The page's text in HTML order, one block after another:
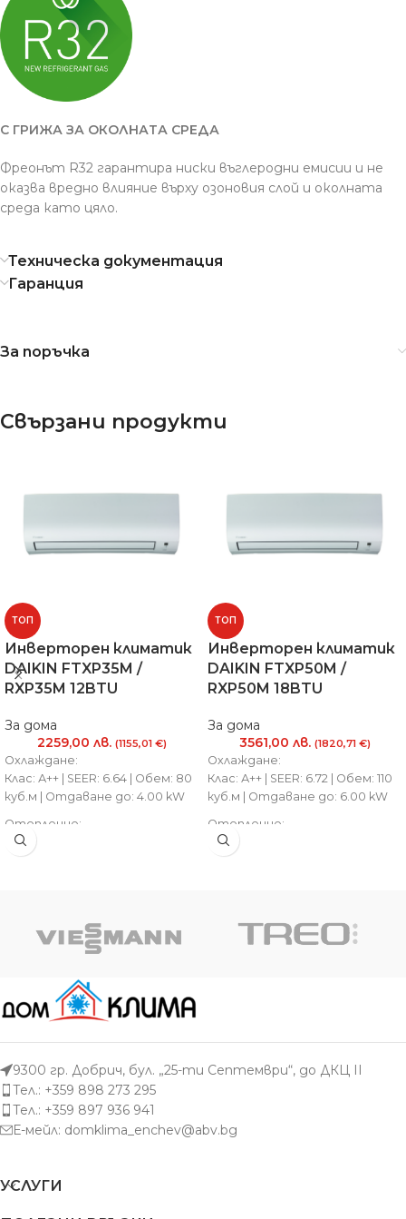
С ГРИЖА ЗА ОКОЛНАТА СРЕДА
Фреонът R32 гарантира ниски въглеродни емисии и не
оказва вредно влияние върху озоновия слой и околната
среда като цяло.
Техническа документация
Гаранция
За поръчка
Свързани продукти
ТОП
Инверторен климатик
DAIKIN FTXP35M /
RXP35M 12BTU
За дома
2259,00 лв. (1155,01 €)
Охлаждане:
Клас: А++ | SEER: 6.64 | Обем: 80
куб.м | Отдаване до: 4.00 kW
Отопление:
Клас: А++ | SCOP: 4.64 | Обем: 70
куб.м | Отдаване до: 4.80 kW
ТОП
Инверторен климатик
DAIKIN FTXP50M /
RXP50M 18BTU
За дома
3561,00 лв. (1820,71 €)
Охлаждане:
Клас: А++ | SEER: 6.72 | Обем: 110
куб.м | Отдаване до: 6.00 kW
Отопление:
Клас: А+ | SCOP: 4.10 | Обем: 100
куб.м | Отдаване до: 7.70 kW
9300 гр. Добрич, бул. „25-ти Септември“, до ДКЦ II
Тел.: +359 898 273 295
Тел.: +359 897 936 941
Е-мейл: domklima_enchev@abv.bg
УСЛУГИ